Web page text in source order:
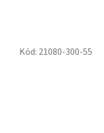
Kód: 21080-300-55